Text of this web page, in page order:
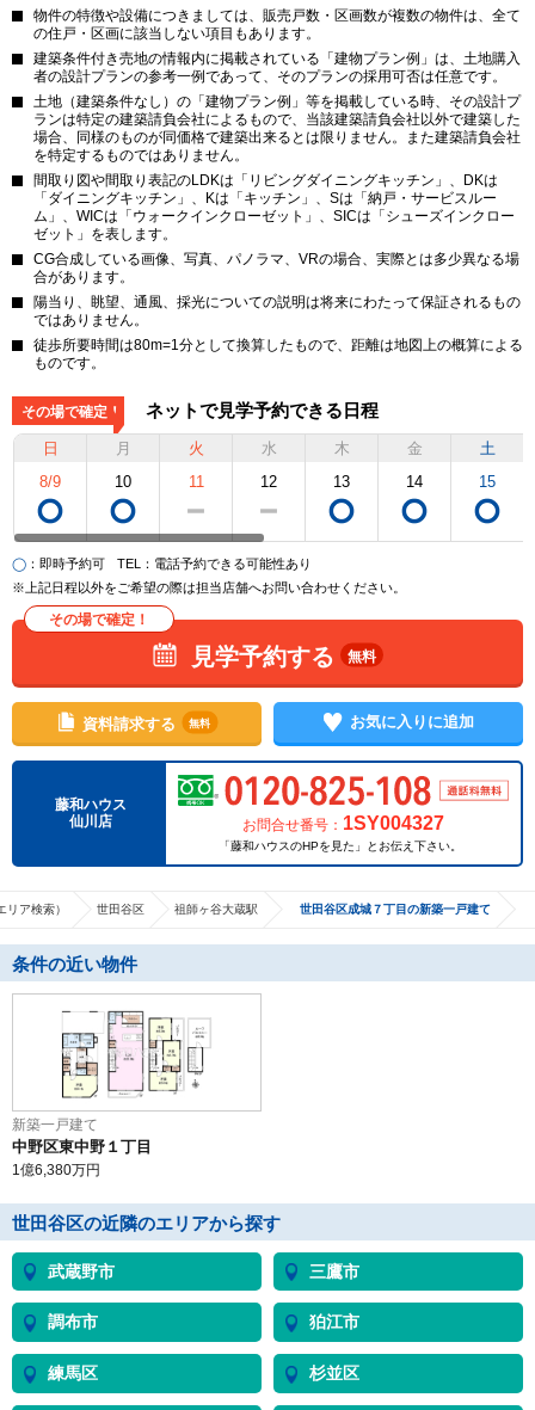
物件の特徴や設備につきましては、販売戸数・区画数が複数の物件は、全て
の住戸・区画に該当しない項目もあります。
建築条件付き売地の情報内に掲載されている「建物プラン例」は、土地購入
者の設計プランの参考一例であって、そのプランの採用可否は任意です。
土地（建築条件なし）の「建物プラン例」等を掲載している時、その設計プ
ランは特定の建築請負会社によるもので、当該建築請負会社以外で建築した
場合、同様のものが同価格で建築出来るとは限りません。また建築請負会社
を特定するものではありません。
間取り図や間取り表記のLDKは「リビングダイニングキッチン」、DKは
「ダイニングキッチン」、Kは「キッチン」、Sは「納戸・サービスルー
ム」、WICは「ウォークインクローゼット」、SICは「シューズインクロー
ゼット」を表します。
CG合成している画像、写真、パノラマ、VRの場合、実際とは多少異なる場
合があります。
陽当り、眺望、通風、採光についての説明は将来にわたって保証されるもの
ではありません。
徒歩所要時間は80m=1分として換算したもので、距離は地図上の概算による
ものです。
その場で確定！ ネットで見学予約できる日程
日
8/9
月
10
火
11
水
12
木
13
金
14
土
15
◯ ：即時予約可 TEL
：電話予約できる可能性あり
※上記日程以外をご希望の際は担当店舗へお問い合わせください。
その場で確定！
見学予約する 無料
資料請求する 無料 お気に入りに追加
藤和ハウス
仙川店
お問合せ番号： 1SY004327
「藤和ハウスのHPを見た」とお伝え下さい。
リア検索） 世田谷区 祖師ヶ谷大蔵駅 世田谷区成城７丁目の新築一戸建て
条件の近い物件
新築一戸建て
中野区東中野１丁目
1 億6,380万円
世田谷区の近隣のエリアから探す
武蔵野市 三鷹市
調布市 狛江市
練馬区 杉並区